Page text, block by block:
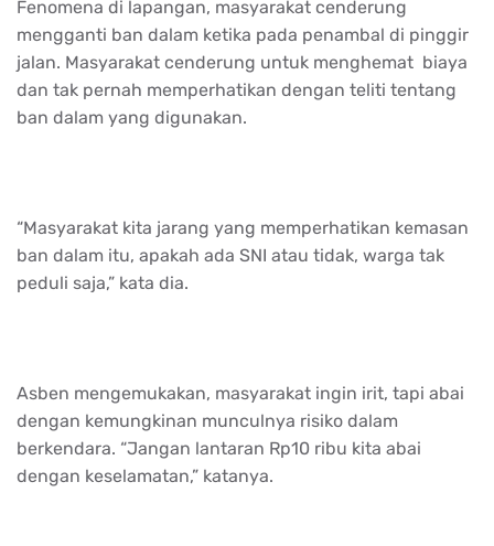
Fenomena di lapangan, masyarakat cenderung
mengganti ban dalam ketika pada penambal di pinggir
jalan. Masyarakat cenderung untuk menghemat biaya
dan tak pernah memperhatikan dengan teliti tentang
ban dalam yang digunakan.
“Masyarakat kita jarang yang memperhatikan kemasan
ban dalam itu, apakah ada SNI atau tidak, warga tak
peduli saja,” kata dia.
Asben mengemukakan, masyarakat ingin irit, tapi abai
dengan kemungkinan munculnya risiko dalam
berkendara. “Jangan lantaran Rp10 ribu kita abai
dengan keselamatan,” katanya.